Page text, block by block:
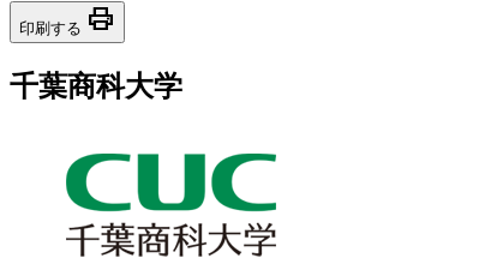
印刷する print
千葉商科大学